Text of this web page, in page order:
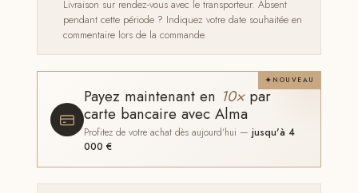
Livraison sur rendez-vous avec le transporteur. Absent
pendant cette période ? Indiquez votre date souhaitée en
commentaire lors de la commande.
NOUVEAU
Payez maintenant en 10×par
carte bancaire avec Alma
Profitez de votre achat dès aujourd'hui —jusqu'à 4
000 €